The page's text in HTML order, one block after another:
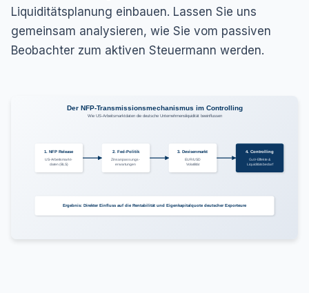
Liquiditätsplanung einbauen. Lassen Sie uns
gemeinsam analysieren, wie Sie vom passiven
Beobachter zum aktiven Steuermann werden.
Der NFP-Transmissionsmechanismus im Controlling
Wie US-Arbeitsmarktdaten die deutsche Unternehmensliquidität beeinflussen
1. NFP Release
US-Arbeitsmarkt-
daten (BLS)
2. Fed-Politik
Zinsanpassungs-
erwartungen
3. Devisenmarkt
EUR/USD
Volatilität
4. Controlling
GuV-Effekte &
Liquiditätsbedarf
Ergebnis: Direkter Einfluss auf die Rentabilität und Eigenkapitalquote deutscher Exporteure